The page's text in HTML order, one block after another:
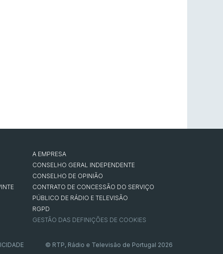
A EMPRESA
CONSELHO GERAL INDEPENDENTE
CONSELHO DE OPINIÃO
CONTRATO DE CONCESSÃO DO SERVIÇO
PÚBLICO DE RÁDIO E TELEVISÃO
RGPD
GESTÃO DAS DEFINIÇÕES DE COOKIES
© RTP, Rádio e Televisão de Portugal 2026